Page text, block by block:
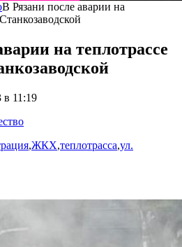
В Рязани после аварии на
на теплотрассе
в 11:19
,ЖКХ,теплотрасса,ул.